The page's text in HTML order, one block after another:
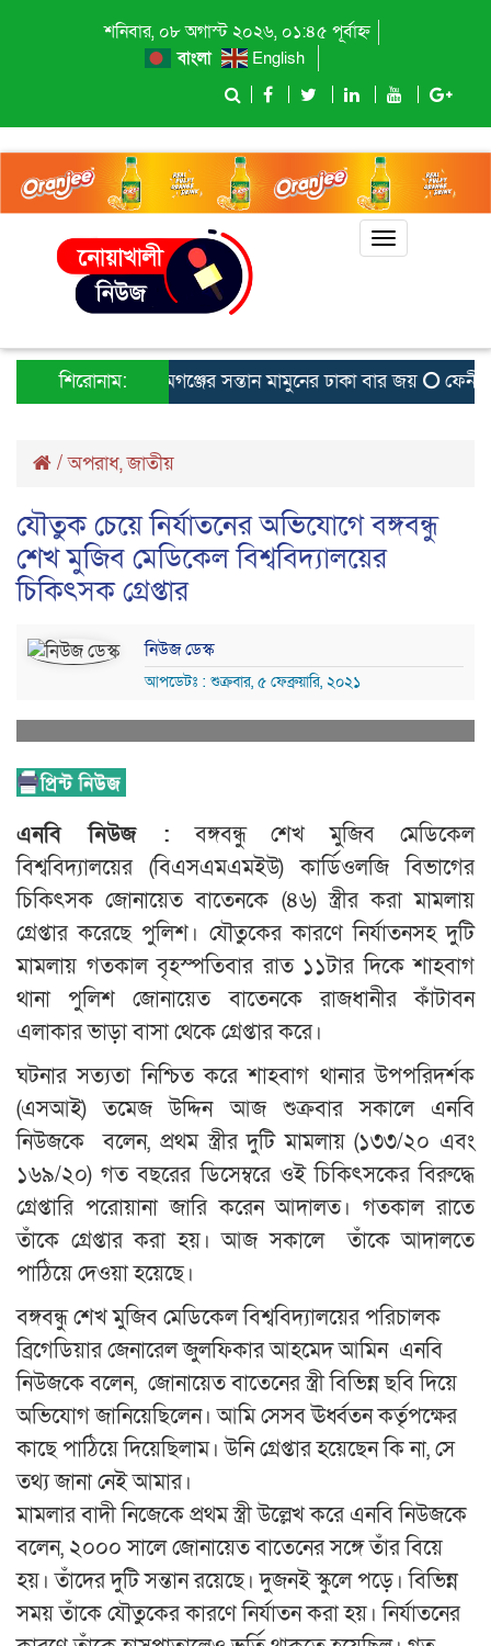
শনিবার, ০৮ অগাস্ট ২০২৬, ০১:৪৫ পূর্বাহ্ন
বাংলা English
Toggle
শিরোনাম:বেগমগঞ্জের সন্তান মামুনের ঢাকা বার জয় ফেনীতে
/অপরাধ,জাতীয়
যৌতুক চেয়ে নির্যাতনের অভিযোগে বঙ্গবন্ধু
শেখ মুজিব মেডিকেল বিশ্ববিদ্যালয়ের
চিকিৎসক গ্রেপ্তার
নিউজ ডেস্ক
আপডেটঃ : শুক্রবার, ৫ ফেব্রুয়ারি, ২০২১
এনবি নিউজ : বঙ্গবন্ধু শেখ মুজিব মেডিকেল
বিশ্ববিদ্যালয়ের (বিএসএমএমইউ) কার্ডিওলজি বিভাগের
চিকিৎসক জোনায়েত বাতেনকে (৪৬) স্ত্রীর করা মামলায়
গ্রেপ্তার করেছে পুলিশ। যৌতুকের কারণে নির্যাতনসহ দুটি
মামলায় গতকাল বৃহস্পতিবার রাত ১১টার দিকে শাহবাগ
থানা পুলিশ জোনায়েত বাতেনকে রাজধানীর কাঁটাবন
এলাকার ভাড়া বাসা থেকে গ্রেপ্তার করে।
ঘটনার সত্যতা নিশ্চিত করে শাহবাগ থানার উপপরিদর্শক
(এসআই) তমেজ উদ্দিন আজ শুক্রবার সকালে এনবি
নিউজকে বলেন, প্রথম স্ত্রীর দুটি মামলায় (১৩৩/২০ এবং
১৬৯/২০) গত বছরের ডিসেম্বরে ওই চিকিৎসকের বিরুদ্ধে
গ্রেপ্তারি পরোয়ানা জারি করেন আদালত। গতকাল রাতে
তাঁকে গ্রেপ্তার করা হয়। আজ সকালে তাঁকে আদালতে
পাঠিয়ে দেওয়া হয়েছে।
বঙ্গবন্ধু শেখ মুজিব মেডিকেল বিশ্ববিদ্যালয়ের পরিচালক
ব্রিগেডিয়ার জেনারেল জুলফিকার আহমেদ আমিন এনবি
নিউজকে বলেন, জোনায়েত বাতেনের স্ত্রী বিভিন্ন ছবি দিয়ে
অভিযোগ জানিয়েছিলেন। আমি সেসব ঊর্ধ্বতন কর্তৃপক্ষের
কাছে পাঠিয়ে দিয়েছিলাম। উনি গ্রেপ্তার হয়েছেন কি না, সে
তথ্য জানা নেই আমার।
মামলার বাদী নিজেকে প্রথম স্ত্রী উল্লেখ করে এনবি নিউজকে
বলেন, ২০০০ সালে জোনায়েত বাতেনের সঙ্গে তাঁর বিয়ে
হয়। তাঁদের দুটি সন্তান রয়েছে। দুজনই স্কুলে পড়ে। বিভিন্ন
সময় তাঁকে যৌতুকের কারণে নির্যাতন করা হয়। নির্যাতনের